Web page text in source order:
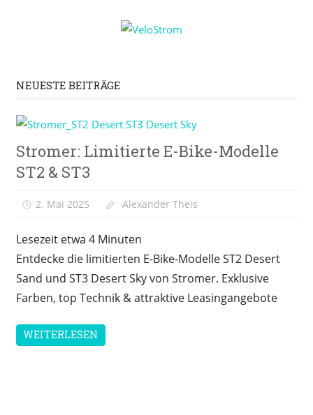
Online-
NEUESTE BEITRÄGE
Bike
News
Stromer: Limitierte E-Bike-Modelle
ST2 & ST3
2. Mai 2025 Alexander Theis
Lesezeit etwa 4 Minuten
Entdecke die limitierten E-Bike-Modelle ST2 Desert
Sand und ST3 Desert Sky von Stromer. Exklusive
Farben, top Technik & attraktive Leasingangebote
WEITERLESEN